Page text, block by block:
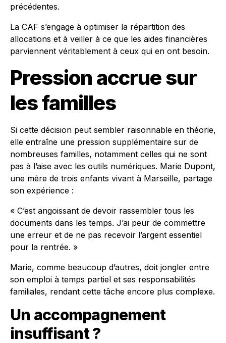
précédentes.
La CAF s’engage à optimiser la répartition des
allocations et à veiller à ce que les aides financières
parviennent véritablement à ceux qui en ont besoin.
Pression accrue sur
les familles
Si cette décision peut sembler raisonnable en théorie,
elle entraîne une pression supplémentaire sur de
nombreuses familles, notamment celles qui ne sont
pas à l’aise avec les outils numériques. Marie Dupont,
une mère de trois enfants vivant à Marseille, partage
son expérience :
« C’est angoissant de devoir rassembler tous les
documents dans les temps. J’ai peur de commettre
une erreur et de ne pas recevoir l’argent essentiel
pour la rentrée. »
Marie, comme beaucoup d’autres, doit jongler entre
son emploi à temps partiel et ses responsabilités
familiales, rendant cette tâche encore plus complexe.
Un accompagnement
insuffisant ?